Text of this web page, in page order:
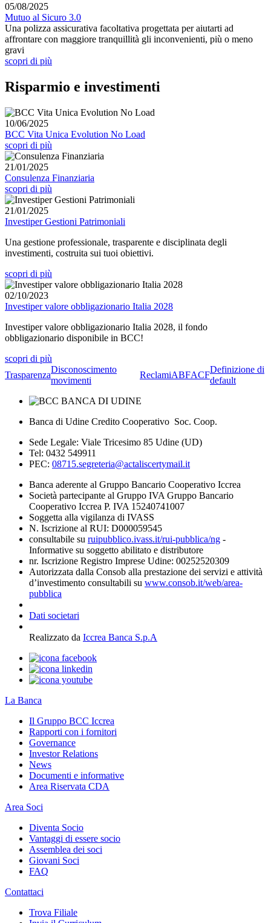
05/08/2025
Mutuo al Sicuro 3.0
Una polizza assicurativa facoltativa progettata per aiutarti ad
affrontare con maggiore tranquillità gli inconvenienti, più o meno
gravi
scopri di più
Risparmio e investimenti
10/06/2025
BCC Vita Unica Evolution No Load
scopri di più
21/01/2025
Consulenza Finanziaria
scopri di più
21/01/2025
Investiper Gestioni Patrimoniali
Una gestione professionale, trasparente e disciplinata degli
investimenti, costruita sui tuoi obiettivi.
scopri di più
02/10/2023
Investiper valore obbligazionario Italia 2028
Investiper valore obbligazionario Italia 2028, il fondo
obbligazionario disponibile in BCC!
scopri di più
Trasparenza
Disconoscimento
movimenti
ReclamiABFACF
Definizione di
default
Banca di Udine Credito Cooperativo Soc. Coop.
Sede Legale: Viale Tricesimo 85 Udine (UD)
Tel: 0432 549911
PEC: 08715.segreteria@actaliscertymail.it
Banca aderente al Gruppo Bancario Cooperativo Iccrea
Società partecipante al Gruppo IVA Gruppo Bancario
Cooperativo Iccrea P. IVA 15240741007
Soggetta alla vigilanza di IVASS
N. Iscrizione al RUI: D000059545
consultabile su ruipubblico.ivass.it/rui-pubblica/ng -
Informative su soggetto abilitato e distributore
nr. Iscrizione Registro Imprese Udine: 00252520309
Autorizzata dalla Consob alla prestazione dei servizi e attività
d’investimento consultabili su www.consob.it/web/area-
pubblica
Dati societari
Realizzato da Iccrea Banca S.p.A
La Banca
Il Gruppo BCC Iccrea
Rapporti con i fornitori
Governance
Investor Relations
News
Documenti e informative
Area Riservata CDA
Area Soci
Diventa Socio
Vantaggi di essere socio
Assemblea dei soci
Giovani Soci
FAQ
Contattaci
Trova Filiale